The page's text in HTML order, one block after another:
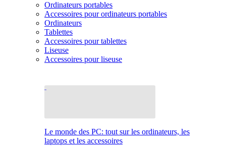
Ordinateurs portables
Accessoires pour ordinateurs portables
Ordinateurs
Tablettes
Accessoires pour tablettes
Liseuse
Accessoires pour liseuse
Le monde des PC: tout sur les ordinateurs, les
laptops et les accessoires